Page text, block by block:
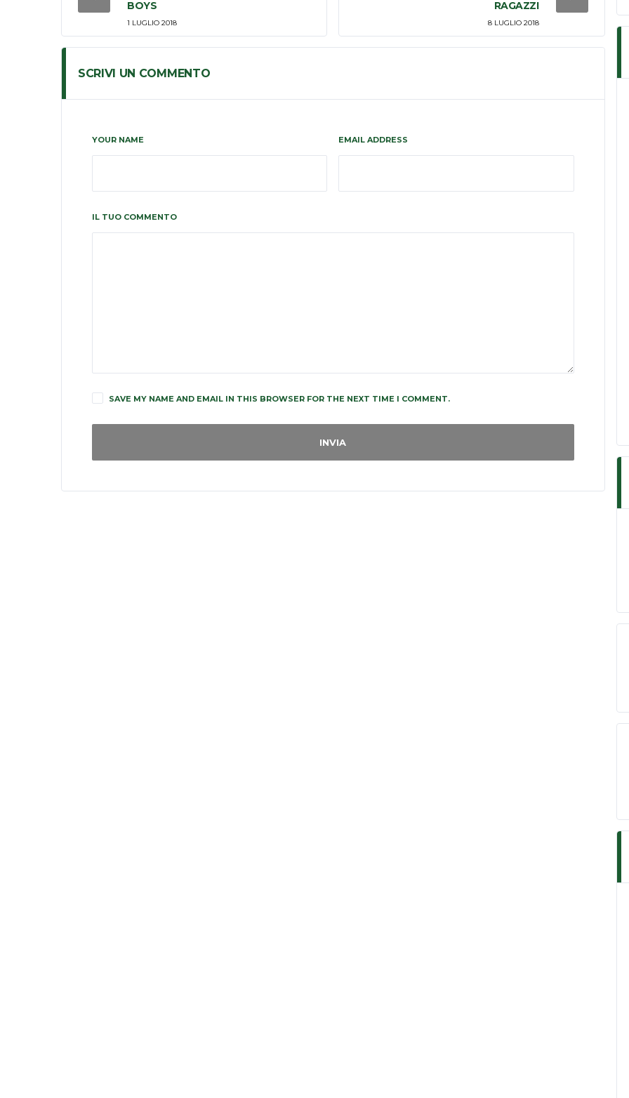
BOYS
1 LUGLIO 2018
RAGAZZI
8 LUGLIO 2018
SCRIVI UN COMMENTO
YOUR NAME EMAIL ADDRESS
IL TUO COMMENTO
SAVE MY NAME AND EMAIL IN THIS BROWSER FOR THE NEXT TIME I COMMENT.